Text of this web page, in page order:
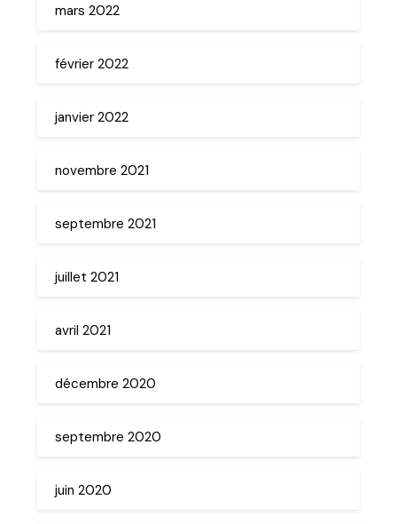
mars 2022
février 2022
janvier 2022
novembre 2021
septembre 2021
juillet 2021
avril 2021
décembre 2020
septembre 2020
juin 2020